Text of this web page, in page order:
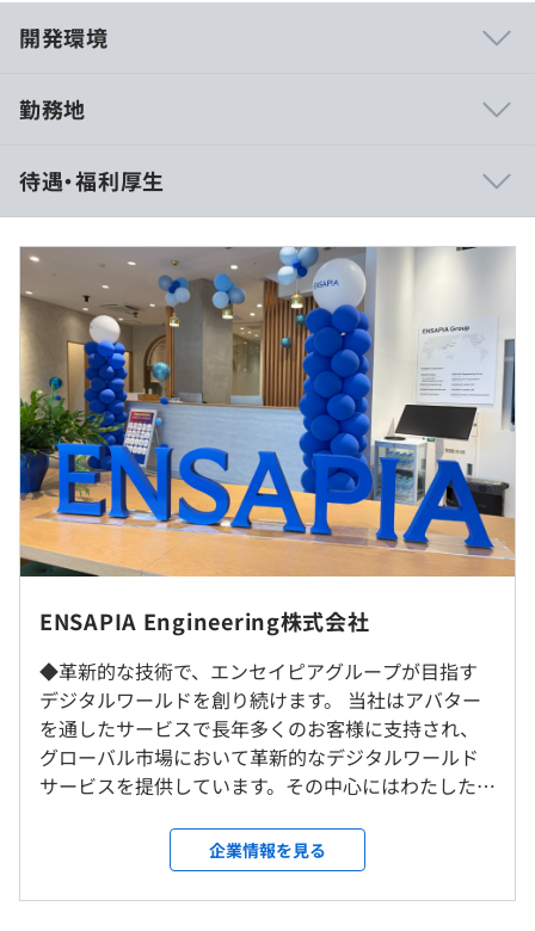
開発環境
量のデータを扱っています
・新しい技術を取り入れやすい環境です
・プロジェクトの特性に合わせて、Go, Kotlinなど様々な
言語で開発をしています※現在はGoのプロジェクトが多
いです。
【主力プロダクト】
■『ポケコロ』https://www.pokecolo.jp/
■『ポケコロツイン』https://pokecolotwin.jp/
■『リヴリーアイランド』https://www.livly.com/ja/
※上記すべてGooglePlayベストオブ受賞タイトル
■『ポケユニ（ポケコロユニバース）』
https://pokecolo-universe.com/
■『LIVING with LIVLIES：もしもの世界』
https://lwlivlies.livly.com/
【サービス開発でのAI活用事例】
▍Case1：『ポケコロ』 Chumie
「Chumie」はテキスト生成AIを活用し、お客様のアバタ
ー「コロニアン」が日々の様子や感じたことを画像とテキ
表情豊かなコロニアンの姿や、どんな風に過ごしていた
か、何を感じていたのかを視覚的に楽しむことができ、ふ
としたタイミングで更新されていく投稿は毎日にささやか
勤務地
就業場所の変更範囲
＜雇入時＞
本社
＜変更範囲＞
会社が指定した場所（テレワークをおこなう場所を含む）
受動喫煙防止措置に関する事項
屋内原則禁煙（喫煙専用室設置）
待遇・福利厚生
年収 600万円 〜 1000万円
月額：500,000円〜833,334円
∟(内訳)基本給： 367,306 円〜 613,959 円
みなし固定時間外手当(45時間相当分)：132,694 円〜
219,375 円
・前職考慮します（スキル・経験により応相談）
・年俸制の為、毎月12分の1を支給しています。
・超過残業/深夜残業分は別途支給いたします。
・評価は年2回実施、昇降格のタイミングは年1回です。
（※想定年収は年収提示額を保証するものではありません）
・適用時間 ： 7:00～20:00
・コアタイム：11:00～16:00
ENSAPIA Engineering株式会社
◆革新的な技術で、エンセイピアグループが目指す
デジタルワールドを創り続けます。 当社はアバター
を通したサービスで長年多くのお客様に支持され、
グローバル市場において革新的なデジタルワールド
サービスを提供しています。その中心にはわたしたち
おり、最先端の技術を基盤に未来をリードするサー
ビス開発を主導しています。継続的な挑戦と成長によ
って、よりよい世界をつくり上げることがわたした
企業情報を見る